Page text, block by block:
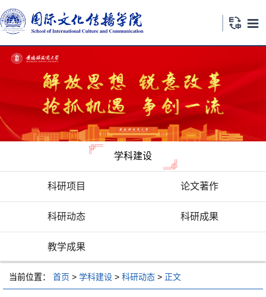
学科建设
科研项目 论文著作
科研动态 科研成果
教学成果
当前位置： 首页 > 学科建设 > 科研动态 > 正文